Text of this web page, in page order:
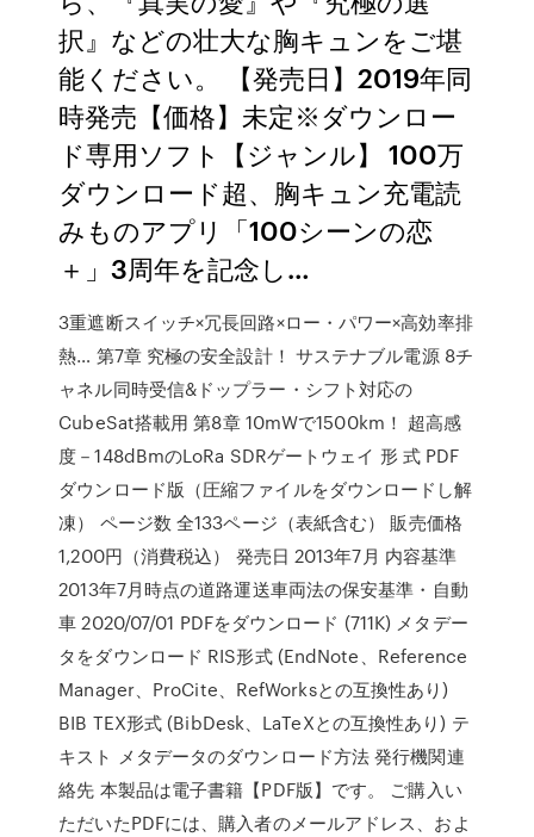
択』などの壮大な胸キュンをご堪
能ください。 【発売日】2019年同
時発売【価格】未定※ダウンロー
ド専用ソフト【ジャンル】 100万
ダウンロード超、胸キュン充電読
みものアプリ「100シーンの恋
＋」3周年を記念し…
3重遮断スイッチ×冗長回路×ロー・パワー×高効率排
熱… 第7章 究極の安全設計！ サステナブル電源 8チ
ャネル同時受信&ドップラー・シフト対応の
CubeSat搭載用 第8章 10mWで1500km！ 超高感
度－148dBmのLoRa SDRゲートウェイ 形 式 PDF
ダウンロード版（圧縮ファイルをダウンロードし解
凍） ページ数 全133ページ（表紙含む） 販売価格
1,200円（消費税込） 発売日 2013年7月 内容基準
2013年7月時点の道路運送車両法の保安基準・自動
車 2020/07/01 PDFをダウンロード (711K) メタデー
タをダウンロード RIS形式 (EndNote、Reference
Manager、ProCite、RefWorksとの互換性あり)
BIB TEX形式 (BibDesk、LaTeXとの互換性あり) テ
キスト メタデータのダウンロード方法 発行機関連
絡先 本製品は電子書籍【PDF版】です。 ご購入い
ただいたPDFには、購入者のメールアドレス、およ